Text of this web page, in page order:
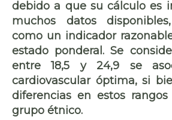
debido a que su cálculo es
muchos datos
como un indicador
estado ponderal. Se
entre 18,5 y 24,9 se
cardiovascular óptima, si
diferencias en estos
grupo étnico.